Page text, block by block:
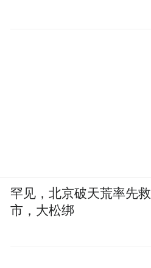
罕见，北京破天荒率先救
市，大松绑